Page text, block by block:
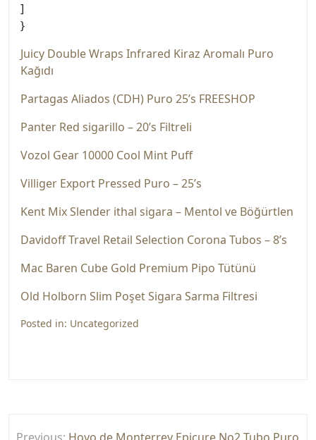
]
}
Juicy Double Wraps Infrared Kiraz Aromalı Puro
Kağıdı
Partagas Aliados (CDH) Puro 25’s FREESHOP
Panter Red sigarillo – 20’s Filtreli
Vozol Gear 10000 Cool Mint Puff
Villiger Export Pressed Puro – 25’s
Kent Mix Slender ithal sigara – Mentol ve Böğürtlen
Davidoff Travel Retail Selection Corona Tubos – 8’s
Mac Baren Cube Gold Premium Pipo Tütünü
Old Holborn Slim Poşet Sigara Sarma Filtresi
Posted in: Uncategorized